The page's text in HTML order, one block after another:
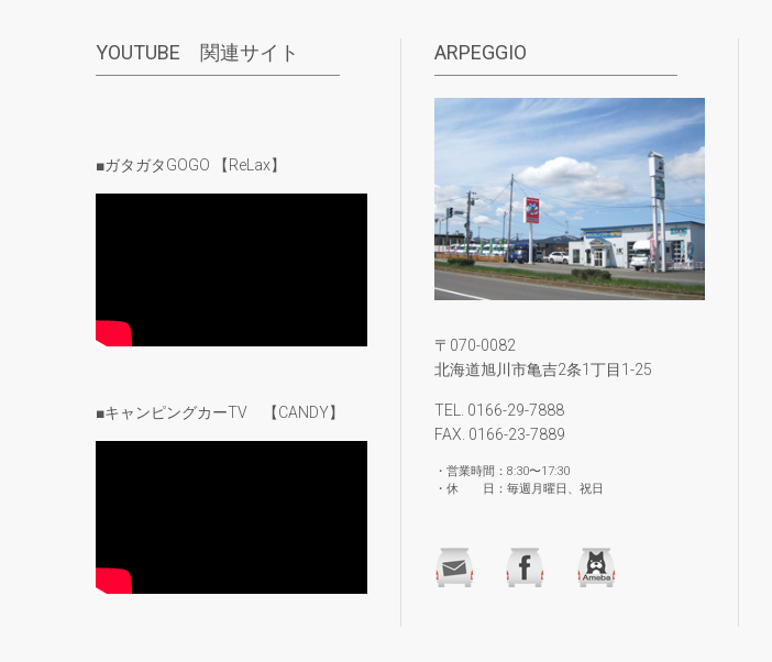
YOUTUBE 関連サイト
■ガタガタGOGO 【ReLax】
■キャンピングカーTV 【CANDY】
ARPEGGIO
〒070-0082
北海道旭川市亀吉2条1丁目1-25
TEL. 0166-29-7888
FAX. 0166-23-7889
・営業時間：8:30〜17:30
・休 日：毎週月曜日、祝日